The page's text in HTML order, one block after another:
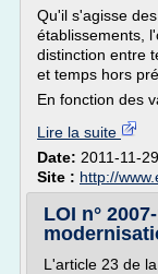
Qu'il s'agisse
établissements,
distinction entre
et temps hors
En fonction des
Lire la suite
Date: 2011-11-
Site : http://
LOI n°
L'article 23 de